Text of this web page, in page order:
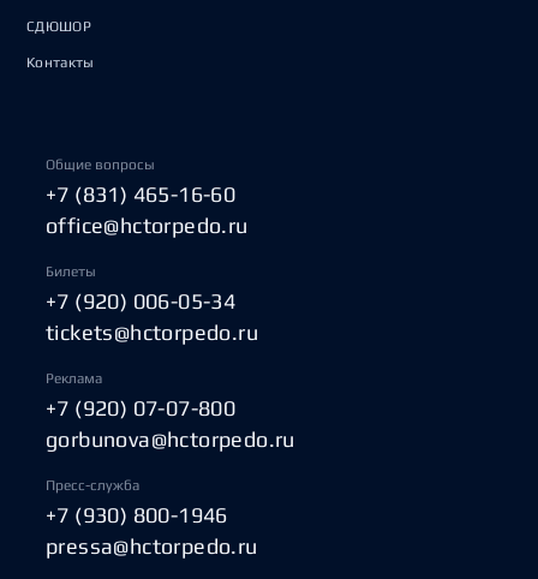
СДЮШОР
Контакты
Общие вопросы
+7 (831) 465-16-60
office@hctorpedo.ru
Билеты
+7 (920) 006-05-34
tickets@hctorpedo.ru
Реклама
+7 (920) 07-07-800
gorbunova@hctorpedo.ru
Пресс-служба
+7 (930) 800-1946
pressa@hctorpedo.ru